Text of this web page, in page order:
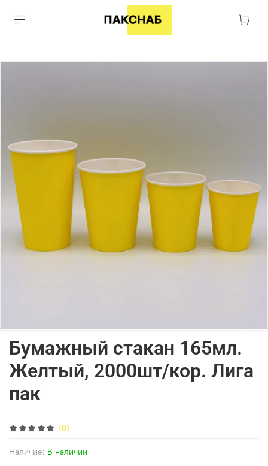
(0)
Наличие: В наличии
Бумажный стакан 165мл.
Желтый, 2000шт/кор. Лига
пак